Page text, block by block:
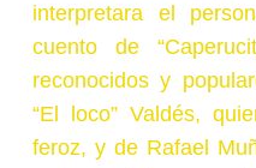
interpretara el
cuento de
reconocidos y
“El loco” Valdés,
feroz, y de Rafael